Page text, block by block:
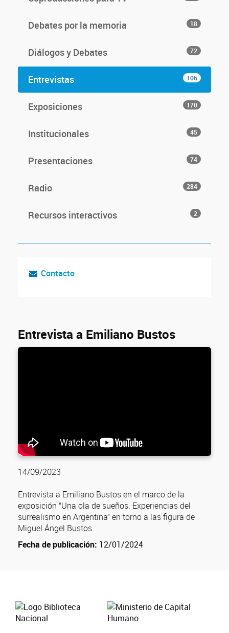
Debates por la memoria 18
Diálogos y Debates 72
Entrevistas 106
Exposiciones 170
Institucionales 45
Presentaciones 74
Radio 284
Recursos interactivos 2
Contacto
Entrevista a Emiliano Bustos
14/09/2023
Entrevista a Emiliano Bustos en el marco de la
exposición “Una ola de sueños. Experiencias del
surrealismo en Argentina” en torno a las figura de
Miguel Ángel Bustos.
Fecha de publicación: 12/01/2024